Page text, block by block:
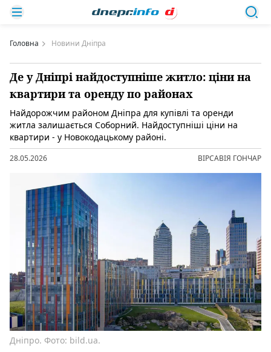
Головна Новини Дніпра
Де у Дніпрі найдоступніше житло: ціни на
квартири та оренду по районах
Найдорожчим районом Дніпра для купівлі та оренди
житла залишається Соборний. Найдоступніші ціни на
квартири - у Новокодацькому районі.
28.05.2026 ВІРСАВІЯ ГОНЧАР
Дніпро. Фото: bild.ua.